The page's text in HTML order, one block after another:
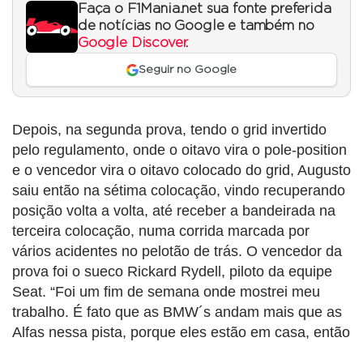
Faça o F1Mania.net sua fonte preferida
de notícias no Google e também no
Google Discover.
Seguir no Google
Depois, na segunda prova, tendo o grid invertido
pelo regulamento, onde o oitavo vira o pole-position
e o vencedor vira o oitavo colocado do grid, Augusto
saiu então na sétima colocação, vindo recuperando
posição volta a volta, até receber a bandeirada na
terceira colocação, numa corrida marcada por
vários acidentes no pelotão de trás. O vencedor da
prova foi o sueco Rickard Rydell, piloto da equipe
Seat. “Foi um fim de semana onde mostrei meu
trabalho. É fato que as BMW´s andam mais que as
Alfas nessa pista, porque eles estão em casa, então